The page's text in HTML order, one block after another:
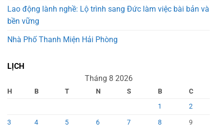
Lao động lành nghề: Lộ trình sang Đức làm việc bài bản và
bền vững
Nhà Phố Thanh Miện Hải Phòng
LỊCH
Tháng 8 2026
H B T N S B
C
1
2
3
4 5 6 7 8
9